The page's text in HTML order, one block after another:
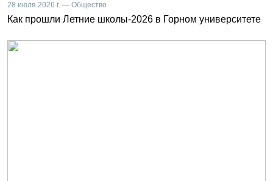
28 июля 2026 г. — Общество
Как прошли Летние школы-2026 в Горном университете